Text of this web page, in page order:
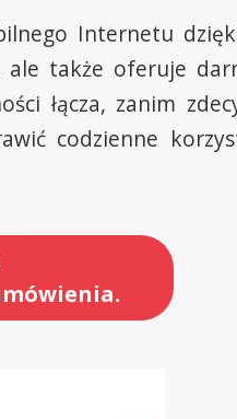
Internetu
także oferuje
łącza, zanim
codzienne